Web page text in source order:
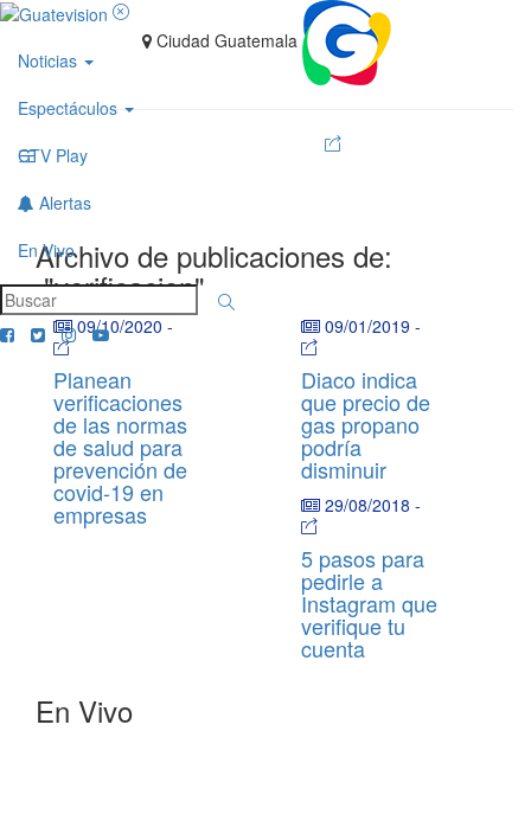
Noticias
Espectáculos
GTV Play
Alertas
En Vivo
Ciudad Guatemala
Archivo de publicaciones de:
"verificacion"
09/10/2020 -
Planean
verificaciones
de las normas
de salud para
prevención de
covid-19 en
empresas
09/01/2019 -
Diaco indica
que precio de
gas propano
podría
disminuir
29/08/2018 -
5 pasos para
pedirle a
Instagram que
verifique tu
cuenta
En Vivo